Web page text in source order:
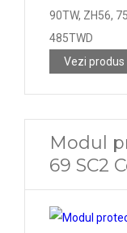
90TW, ZH56,
485TWD
Vezi produs
Modul
69 SC2